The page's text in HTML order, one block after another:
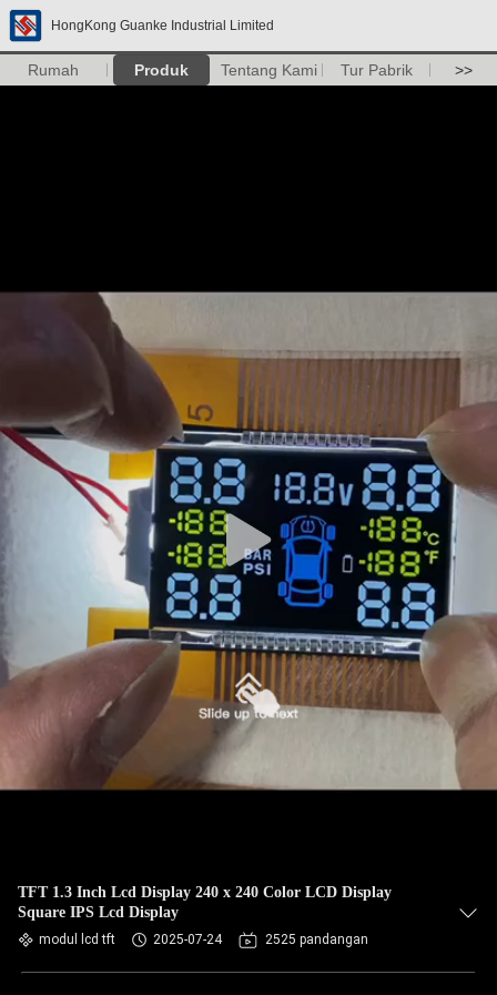
HongKong Guanke Industrial Limited
Rumah Produk Tentang Kami Tur Pabrik >>
TFT 1.3 Inch Lcd Display 240 x 240 Color LCD Display
Square IPS Lcd Display
modul lcd tft 2025-07-24 2525 pandangan